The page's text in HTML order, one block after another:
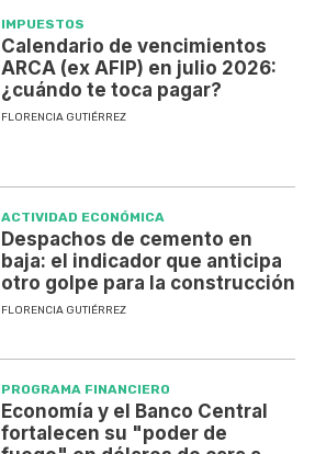
IMPUESTOS
Calendario de vencimientos
ARCA (ex AFIP) en julio 2026:
¿cuándo te toca pagar?
FLORENCIA GUTIÉRREZ
ACTIVIDAD ECONÓMICA
Despachos de cemento en
baja: el indicador que anticipa
otro golpe para la construcción
FLORENCIA GUTIÉRREZ
PROGRAMA FINANCIERO
Economía y el Banco Central
fortalecen su "poder de